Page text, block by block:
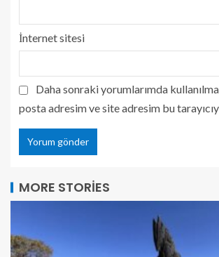
İnternet sitesi
Daha sonraki yorumlarımda
posta adresim ve site adresim bu
MORE STORIES